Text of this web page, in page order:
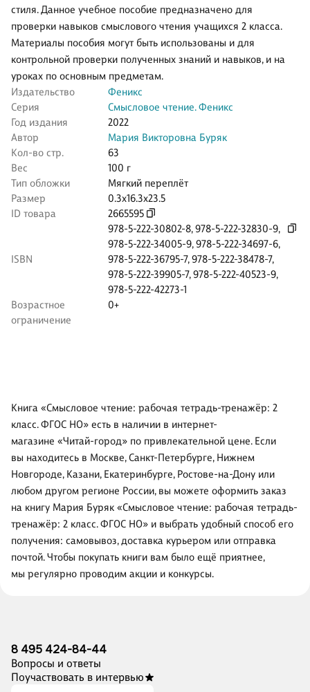
стиля. Данное учебное пособие предназначено для
проверки навыков смыслового чтения учащихся 2 класса.
Материалы пособия могут быть использованы и для
контрольной проверки полученных знаний и навыков, и на
уроках по основным предметам.
Издательство
Феникс
Серия
Смысловое чтение. Феникс
Год издания
2022
Автор
Мария Викторовна Буряк
Кол-во стр.
63
Вес
100 г
Тип обложки
Мягкий переплёт
Размер
0.3x16.3x23.5
ID товара
2665595
ISBN
978-5-222-30802-8,978-5-222-32830-9,
978-5-222-34005-9,978-5-222-34697-6,
978-5-222-36795-7,978-5-222-38478-7,
978-5-222-39905-7,978-5-222-40523-9,
978-5-222-42273-1
Возрастное
ограничение
0+
Книга «Смысловое чтение: рабочая тетрадь-тренажёр: 2
класс. ФГОС НО» есть в наличии в интернет-
магазине «Читай-город» по привлекательной цене. Если
вы находитесь в Москве, Санкт-Петербурге, Нижнем
Новгороде, Казани, Екатеринбурге, Ростове-на-Дону или
любом другом регионе России, вы можете оформить заказ
на книгу Мария Буряк «Смысловое чтение: рабочая тетрадь-
тренажёр: 2 класс. ФГОС НО» и выбрать удобный способ его
получения: самовывоз, доставка курьером или отправка
почтой. Чтобы покупать книги вам было ещё приятнее,
мы регулярно проводим акции и конкурсы.
8 495 424-84-44
Вопросы и ответы
Поучаствовать в интервью